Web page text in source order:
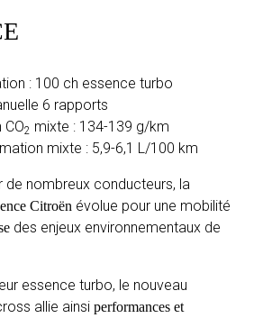
: 100 ch essence turbo
6 rapports
CO2 mixte : 134-139 g/km
mixte : 5,9-6,1 L/100 km
de nombreux conducteurs, la
Citroën évolue pour une mobilité
des enjeux environnementaux de
essence turbo, le nouveau
allie ainsi performances et